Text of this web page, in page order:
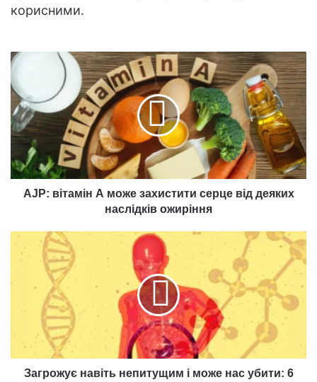
корисними.
AJP:
А
може
захистити
серце
від
деяких
наслідків
ожиріння
AJP: вітамін А може захистити серце від деяких
наслідків ожиріння
Загрожує
навіть
непитущим
і
важливих
фактів
Загрожує навіть непитущим і може нас убити: 6